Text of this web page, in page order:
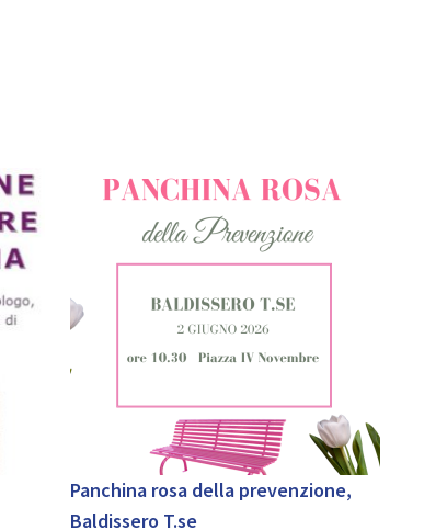
Panchina rosa della prevenzione,
Baldissero T.se